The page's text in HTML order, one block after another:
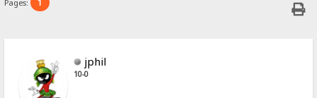
Pages: 1
jphil
10-0